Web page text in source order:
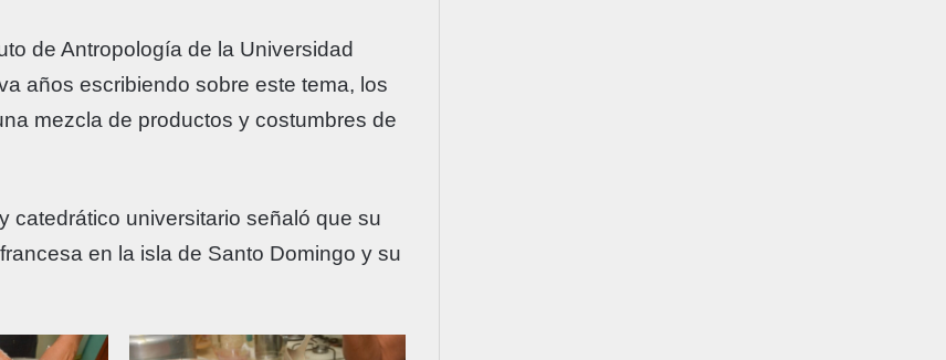
de Antropología de la Universidad
años escribiendo sobre este tema, los
mezcla de productos y costumbres de
catedrático universitario señaló que su
en la isla de Santo Domingo y su